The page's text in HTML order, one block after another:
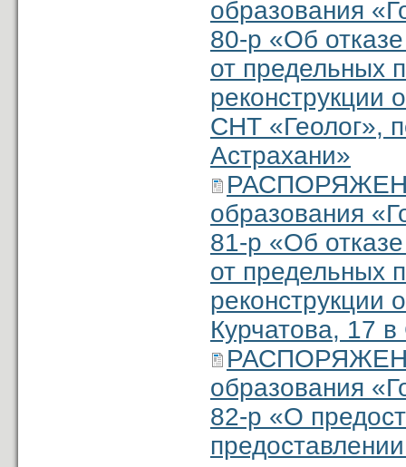
образования
80-р «Об
от предельных
реконструкции
СНТ «Геолог»,
Астрахани»
образования
81-р «Об
от предельных
реконструкции
Курчатова, 17
образования
82-р «О